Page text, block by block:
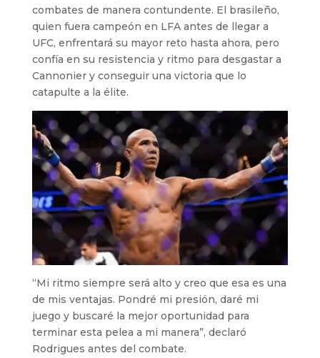
combates de manera contundente. El brasileño,
quien fuera campeón en LFA antes de llegar a
UFC, enfrentará su mayor reto hasta ahora, pero
confía en su resistencia y ritmo para desgastar a
Cannonier y conseguir una victoria que lo
catapulte a la élite.
“Mi ritmo siempre será alto y creo que esa es una
de mis ventajas. Pondré mi presión, daré mi
juego y buscaré la mejor oportunidad para
terminar esta pelea a mi manera”, declaró
Rodrigues antes del combate.